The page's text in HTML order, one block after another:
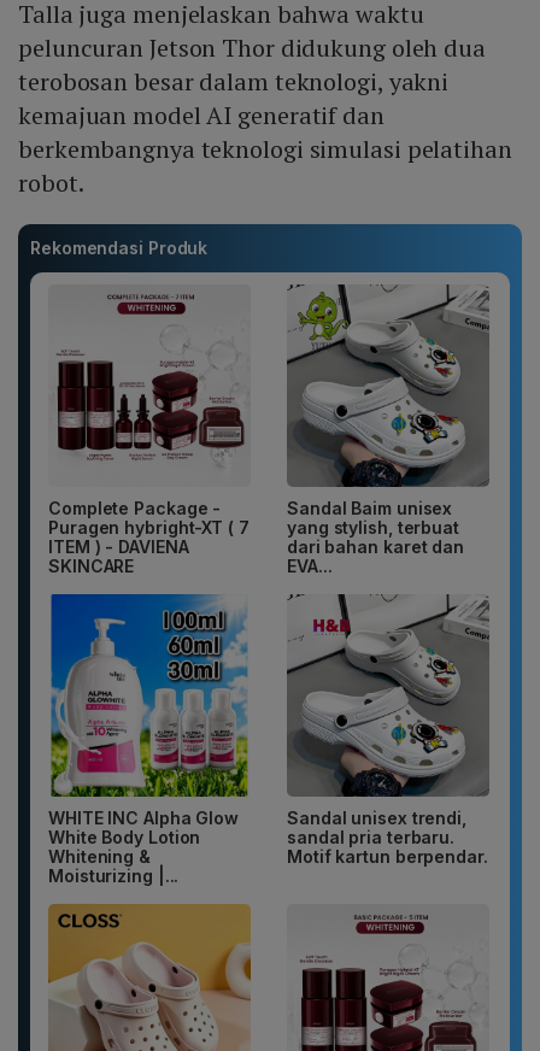
Talla juga menjelaskan bahwa waktu
peluncuran Jetson Thor didukung oleh dua
terobosan besar dalam teknologi, yakni
kemajuan model AI generatif dan
berkembangnya teknologi simulasi pelatihan
robot.
Rekomendasi Produk
Complete Package -
Puragen hybright-XT ( 7
ITEM ) - DAVIENA
SKINCARE
Sandal Baim unisex
yang stylish, terbuat
dari bahan karet dan
EVA...
WHITE INC Alpha Glow
White Body Lotion
Whitening &
Moisturizing |...
Sandal unisex trendi,
sandal pria terbaru.
Motif kartun berpendar.